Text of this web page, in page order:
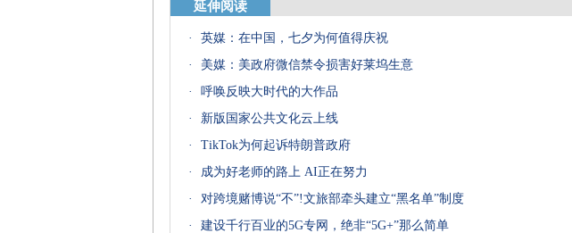
延伸阅读
· 英媒：在中国，七夕为何值得庆祝
· 美媒：美政府微信禁令损害好莱坞生意
· 呼唤反映大时代的大作品
· 新版国家公共文化云上线
· TikTok为何起诉特朗普政府
· 成为好老师的路上 AI正在努力
· 对跨境赌博说“不”!文旅部牵头建立“黑名单”制度
· 建设千行百业的5G专网，绝非“5G+”那么简单